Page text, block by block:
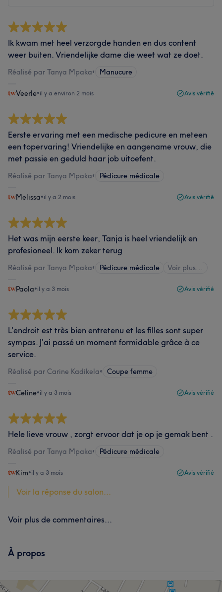
Ik kwam met heel verzorgde handen en dus content
weer buiten. Vriendelijke dame die weet wat ze doet.
Réalisé par Tanya Mpaka• Manucure
Veerle•il y a environ 2 mois Avis vérifié
Eerste ervaring met een medische pedicure en meteen
een topervaring! Vriendelijke en aangename vrouw, die
met passie en geduld haar job uitoefent.
Réalisé par Tanya Mpaka• Pédicure médicale
Melissa•il y a 2 mois Avis vérifié
Het was mijn eerste keer, Tanja is heel vriendelijk en
profesioneel. Ik kom zeker terug
Réalisé par Tanya Mpaka• Pédicure médicale Voir plus...
Paola•il y a 3 mois Avis vérifié
L'endroit est très bien entretenu et les filles sont super
sympas. J'ai passé un moment formidable grâce à ce
service.
Réalisé par Carine Kadikela• Coupe femme
Celine•il y a 3 mois Avis vérifié
Hele lieve vrouw , zorgt ervoor dat je op je gemak bent .
Réalisé par Tanya Mpaka• Pédicure médicale
Kim•il y a 3 mois Avis vérifié
Voir la réponse du salon...
Voir plus de commentaires...
À propos